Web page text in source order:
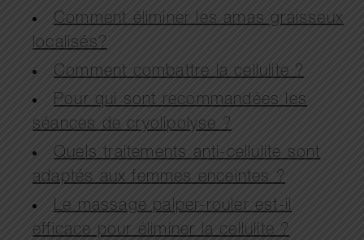
Comment éliminer les amas graisseux
localisés?
Comment combattre la cellulite ?
Pour qui sont recommandées les
séances de cryolipolyse ?
Quels traitements anti-cellulite sont
adaptés aux femmes enceintes ?
Le massage palper-rouler est-il
efficace pour éliminer la cellulite ?